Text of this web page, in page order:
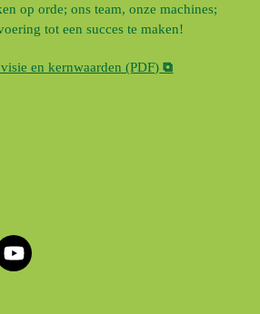
op orde; ons team, onze machines;
tot een succes te maken!
en kernwaarden (PDF) ⧉
YouTube